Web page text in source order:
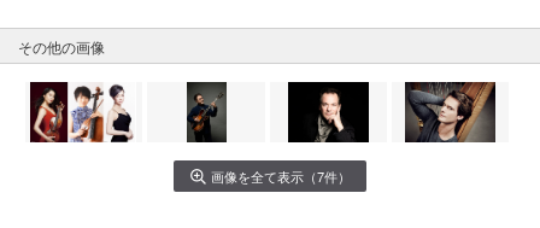
その他の画像
画像を全て表示（7件）